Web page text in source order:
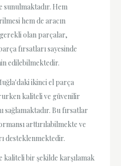
Hem
hem de aracın
gerekli olan parçalar,
fırsatları sayesinde
edilebilmektedir.
ikinci el parça
kaliteli ve güvenilir
sağlamaktadır. Bu fırsatlar
arttırılabilmekte ve
desteklenmektedir.
kaliteli bir şekilde karşılamak